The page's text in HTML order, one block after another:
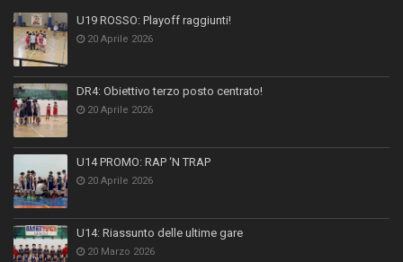
U19 ROSSO: Playoff raggiunti!
20 Aprile 2026
DR4: Obiettivo terzo posto centrato!
20 Aprile 2026
U14 PROMO: RAP ‘N TRAP
20 Aprile 2026
U14: Riassunto delle ultime gare
20 Marzo 2026